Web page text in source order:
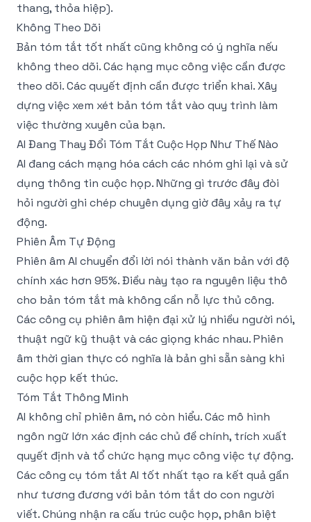
thang, thỏa hiệp).
Không Theo Dõi
Bản tóm tắt tốt nhất cũng không có ý nghĩa nếu
không theo dõi. Các hạng mục công việc cần được
theo dõi. Các quyết định cần được triển khai. Xây
dựng việc xem xét bản tóm tắt vào quy trình làm
việc thường xuyên của bạn.
AI Đang Thay Đổi Tóm Tắt Cuộc Họp Như Thế Nào
AI đang cách mạng hóa cách các nhóm ghi lại và sử
dụng thông tin cuộc họp. Những gì trước đây đòi
hỏi người ghi chép chuyên dụng giờ đây xảy ra tự
động.
Phiên Âm Tự Động
Phiên âm AI chuyển đổi lời nói thành văn bản với độ
chính xác hơn 95%. Điều này tạo ra nguyên liệu thô
cho bản tóm tắt mà không cần nỗ lực thủ công.
Cáccông cụ phiên âm hiện đại xử lý nhiều người nói,
thuật ngữ kỹ thuật và các giọng khác nhau. Phiên
âm thời gian thực có nghĩa là bản ghi sẵn sàng khi
cuộc họp kết thúc.
Tóm Tắt Thông Minh
AI không chỉ phiên âm, nó còn hiểu. Các mô hình
ngôn ngữ lớn xác định các chủ đề chính, trích xuất
quyết định và tổ chức hạng mục công việc tự động.
Các công cụ tóm tắt AI tốt nhất tạo ra kết quả gần
như tương đương với bản tóm tắt do con người
viết. Chúng nhận ra cấu trúc cuộc họp, phân biệt